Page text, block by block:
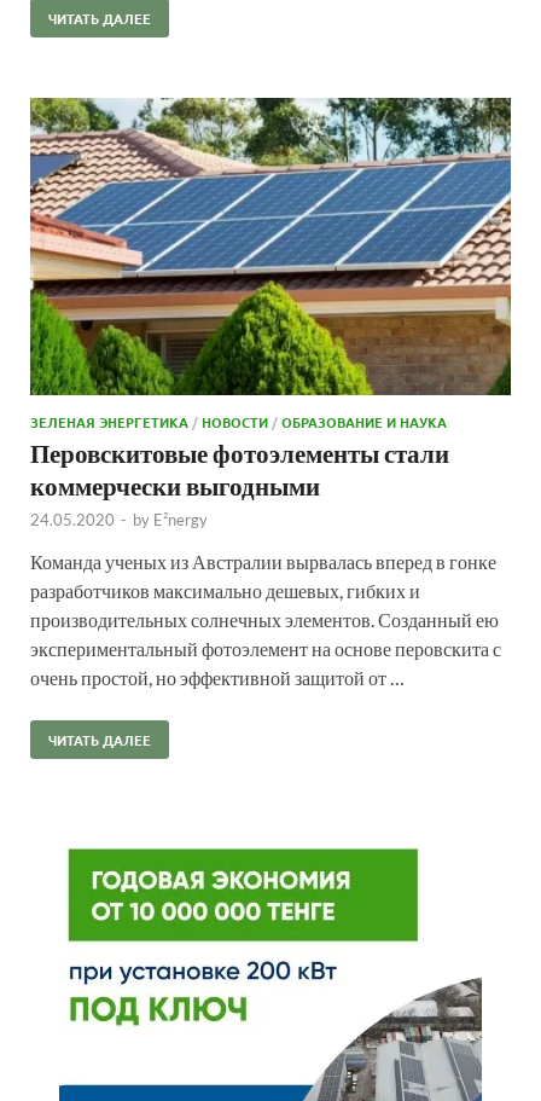
ЧИТАТЬ ДАЛЕЕ
ЗЕЛЕНАЯ ЭНЕРГЕТИКА /НОВОСТИ /ОБРАЗОВАНИЕ И НАУКА
Перовскитовые фотоэлементы стали
коммерчески выгодными
24.05.2020 - by E²nergy
Команда ученых из Австралии вырвалась вперед в гонке
разработчиков максимально дешевых, гибких и
производительных солнечных элементов. Созданный ею
экспериментальный фотоэлемент на основе перовскита с
очень простой, но эффективной защитой от …
ЧИТАТЬ ДАЛЕЕ